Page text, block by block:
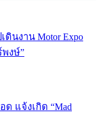
ดินงาน Motor Expo
งษ์”
ด แจ้งเกิด “Mad